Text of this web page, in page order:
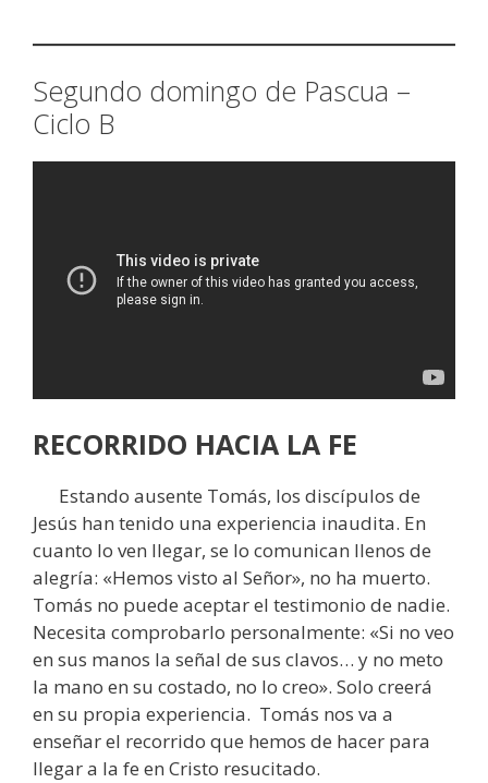
Segundo domingo de Pascua –
Ciclo B
RECORRIDO HACIA LA FE
Estando ausente Tomás, los discípulos de
Jesús han tenido una experiencia inaudita. En
cuanto lo ven llegar, se lo comunican llenos de
alegría: «Hemos visto al Señor», no ha muerto.
Tomás no puede aceptar el testimonio de nadie.
Necesita comprobarlo personalmente: «Si no veo
en sus manos la señal de sus clavos… y no meto
la mano en su costado, no lo creo». Solo creerá
en su propia experiencia. Tomás nos va a
enseñar el recorrido que hemos de hacer para
llegar a la fe en Cristo resucitado.